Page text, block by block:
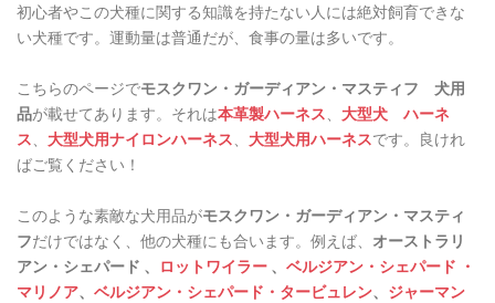
初心者やこの犬種に関する知識を持たない人には絶対飼育できな
い犬種です。運動量は普通だが、食事の量は多いです。
こちらのページでモスクワン・ガーディアン・マスティフ 犬用
品が載せてあります。それは本革製ハーネス、 大型犬 ハーネ
ス、 大型犬用ナイロンハーネス、 大型犬用ハーネスです。良けれ
ばご覧ください！
このような素敵な犬用品がモスクワン・ガーディアン・マスティ
フだけではなく、他の犬種にも合います。例えば、 オーストラリ
アン・シェパード 、
ロットワイラー 、 ベルジアン・シェパード ・
マリノア、 ベルジアン・シェパード・タービュレン、 ジャーマン